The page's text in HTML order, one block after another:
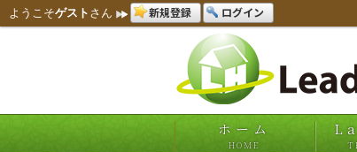
ようこそゲスト さん 新規登録 ログイン
ホーム
HOME